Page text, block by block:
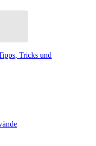
Tricks und